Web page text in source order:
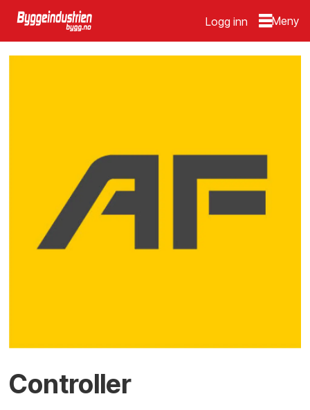
Logg inn
Controller